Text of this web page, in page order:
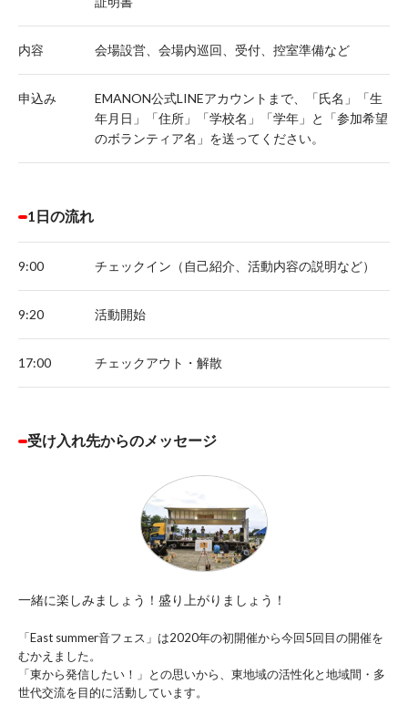
内容 会場設営、会場内巡回、受付、控室準備など
申込み
EMANON公式LINEアカウントまで、「氏名」「生
年月日」「住所」「学校名」「学年」と「参加希望
のボランティア名」を送ってください。
1日の流れ
9:00 チェックイン（自己紹介、活動内容の説明など）
9:20 活動開始
17:00 チェックアウト・解散
受け入れ先からのメッセージ
一緒に楽しみましょう！盛り上がりましょう！
「East summer音フェス」は2020年の初開催から今回5回目の開催を
むかえました。
「東から発信したい！」との思いから、東地域の活性化と地域間・多
世代交流を目的に活動しています。